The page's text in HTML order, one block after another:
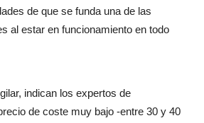
de que se funda una de las
al estar en funcionamiento en todo
indican los expertos de
de coste muy bajo -entre 30 y 40